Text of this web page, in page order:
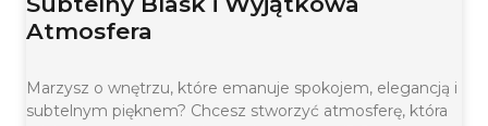
Atmosfera
Marzysz o wnętrzu, które emanuje spokojem, elegancją i
subtelnym pięknem? Chcesz stworzyć atmosferę, która